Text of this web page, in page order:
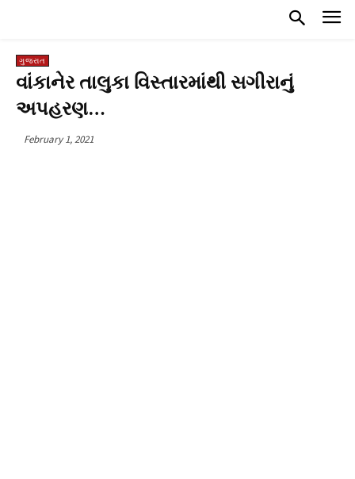
ગુજરાત
વાંકાનેર તાલુકા વિસ્તારમાંથી સગીરાનું
અપહરણ…
February 1, 2021